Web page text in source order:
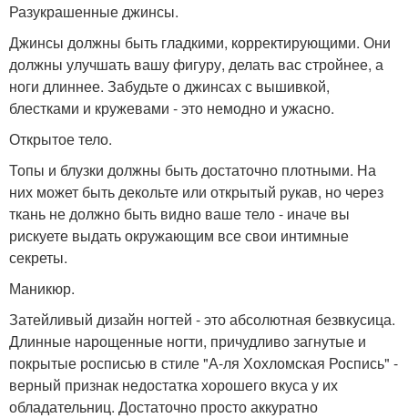
Разукрашенные джинсы.
Джинсы должны быть гладкими, корректирующими. Они
должны улучшать вашу фигуру, делать вас стройнее, а
ноги длиннее. Забудьте о джинсах с вышивкой,
блестками и кружевами - это немодно и ужасно.
Открытое тело.
Топы и блузки должны быть достаточно плотными. На
них может быть декольте или открытый рукав, но через
ткань не должно быть видно ваше тело - иначе вы
рискуете выдать окружающим все свои интимные
секреты.
Маникюр.
Затейливый дизайн ногтей - это абсолютная безвкусица.
Длинные нарощенные ногти, причудливо загнутые и
покрытые росписью в стиле "А-ля Хохломская Роспись" -
верный признак недостатка хорошего вкуса у их
обладательниц. Достаточно просто аккуратно